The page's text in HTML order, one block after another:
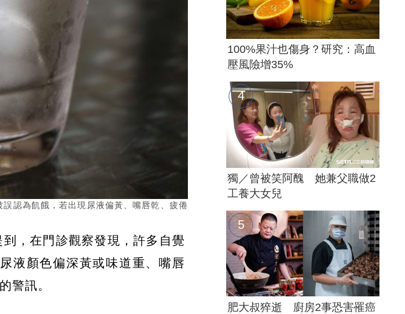
認為飢餓，若出現尿液偏黃、嘴唇乾、疲倦
，在門診觀察發現，許多自覺
液顏色偏深黃或味道重、嘴唇
警訊。
100%果汁也傷身？研究：高血
壓風險增35%
獨／曾被笑阿醜 她兼父職做2
工養大女兒
肥大叔猝逝 廚房2事恐害罹癌